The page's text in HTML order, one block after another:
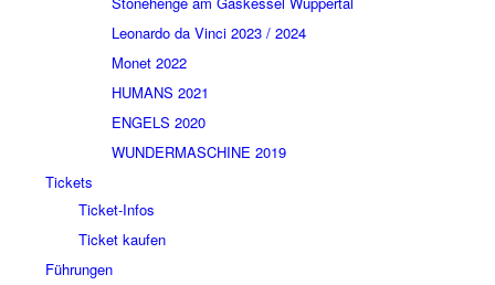
Leonardo da Vinci 2023 / 2024
Monet 2022
HUMANS 2021
ENGELS 2020
WUNDERMASCHINE 2019
Tickets
Ticket-Infos
Ticket kaufen
Führungen